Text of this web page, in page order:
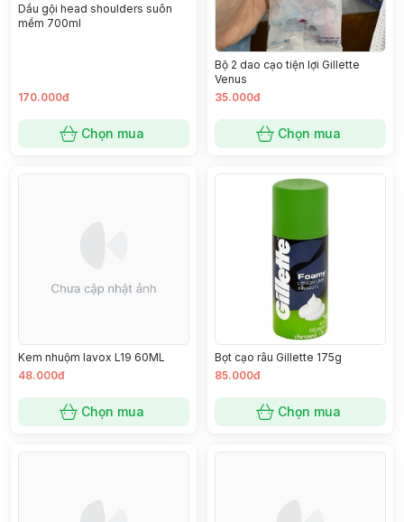
Dầu gội head shoulders suôn
mềm 700ml
170.000đ
Chọn mua
Bộ 2 dao cạo tiện lợi Gillette
Venus
35.000đ
Chọn mua
Kem nhuộm lavox L19 60ML
48.000đ
Chọn mua
Bọt cạo râu Gillette 175g
85.000đ
Chọn mua